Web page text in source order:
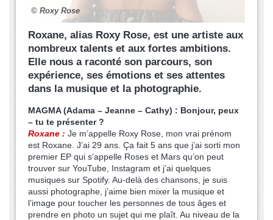
© Roxy Rose
Roxane, alias Roxy Rose, est une artiste aux
nombreux talents et aux fortes ambitions.
Elle nous a raconté son parcours, son
expérience, ses émotions et ses attentes
dans la musique et la photographie.
MAGMA (Adama – Jeanne – Cathy) : Bonjour, peux
– tu te présenter ?
Roxane : Je m’appelle Roxy Rose, mon vrai prénom
est Roxane. J’ai 29 ans. Ça fait 5 ans que j’ai sorti mon
premier EP qui s’appelle Roses et Mars qu’on peut
trouver sur YouTube, Instagram et j’ai quelques
musiques sur Spotify. Au-delà des chansons, je suis
aussi photographe, j’aime bien mixer la musique et
l’image pour toucher les personnes de tous âges et
prendre en photo un sujet qui me plaît. Au niveau de la